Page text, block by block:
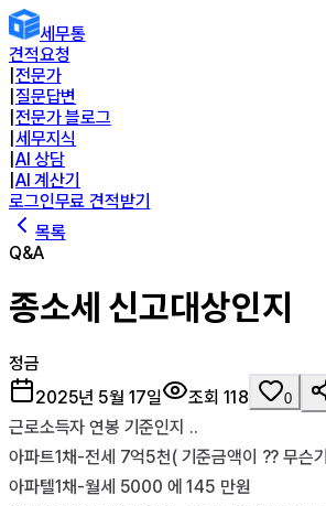
세무통
견적요청
전문가
질문답변
전문가 블로그
세무지식
AI 상담
AI 계산기
로그인무료 견적받기
목록
Q&A
종소세 신고대상인지
정금
2025년 5월 17일
조회 118 0
근로소득자 연봉 기준인지 ..
아파트1채-전세 7억5천( 기준금액이 ?? 무슨
아파텔1채-월세 5000 에 145 만원